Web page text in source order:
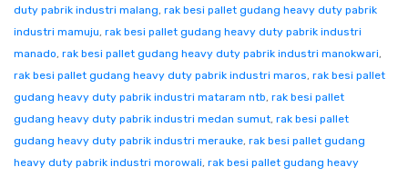
duty pabrik industri malang, rak besi pallet gudang heavy duty pabrik
industri mamuju, rak besi pallet gudang heavy duty pabrik industri
manado, rak besi pallet gudang heavy duty pabrik industri manokwari,
rak besi pallet gudang heavy duty pabrik industri maros, rak besi pallet
gudang heavy duty pabrik industri mataram ntb, rak besi pallet
gudang heavy duty pabrik industri medan sumut, rak besi pallet
gudang heavy duty pabrik industri merauke, rak besi pallet gudang
heavy duty pabrik industri morowali, rak besi pallet gudang heavy